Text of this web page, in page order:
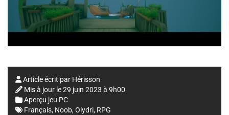
Article écrit par Hérisson
Mis à jour le29 juin 2023 à 9h00
Aperçu jeu PC
Français, Noob, Olydri, RPG